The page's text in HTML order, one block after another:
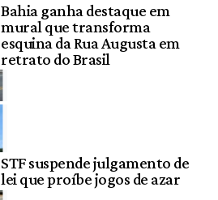
Bahia ganha destaque em
mural que transforma
esquina da Rua Augusta em
retrato do Brasil
STF suspende julgamento de
lei que proíbe jogos de azar